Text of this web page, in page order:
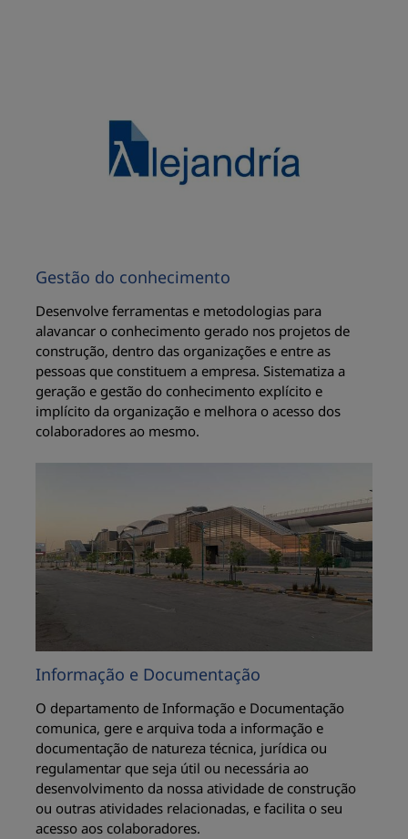
Gestão do conhecimento
Desenvolve ferramentas e metodologias para
alavancar o conhecimento gerado nos projetos de
construção, dentro das organizações e entre as
pessoas que constituem a empresa. Sistematiza a
geração e gestão do conhecimento explícito e
implícito da organização e melhora o acesso dos
colaboradores ao mesmo.
Informação e Documentação
O departamento de Informação e Documentação
comunica, gere e arquiva toda a informação e
documentação de natureza técnica, jurídica ou
regulamentar que seja útil ou necessária ao
desenvolvimento da nossa atividade de construção
ou outras atividades relacionadas, e facilita o seu
acesso aos colaboradores.